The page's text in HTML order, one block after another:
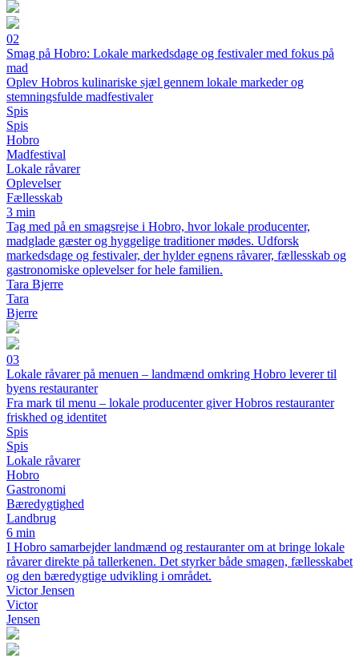
02
Smag på Hobro: Lokale markedsdage og festivaler med fokus på
mad
Oplev Hobros kulinariske sjæl gennem lokale markeder og
stemningsfulde madfestivaler
Spis
Spis
Hobro
Madfestival
Lokale råvarer
Oplevelser
Fællesskab
3 min
Tag med på en smagsrejse i Hobro, hvor lokale producenter,
madglade gæster og hyggelige traditioner mødes. Udforsk
markedsdage og festivaler, der hylder egnens råvarer, fællesskab og
gastronomiske oplevelser for hele familien.
Tara Bjerre
Tara
Bjerre
03
Lokale råvarer på menuen – landmænd omkring Hobro leverer til
byens restauranter
Fra mark til menu – lokale producenter giver Hobros restauranter
friskhed og identitet
Spis
Spis
Lokale råvarer
Hobro
Gastronomi
Bæredygtighed
Landbrug
6 min
I Hobro samarbejder landmænd og restauranter om at bringe lokale
råvarer direkte på tallerkenen. Det styrker både smagen, fællesskabet
og den bæredygtige udvikling i området.
Victor Jensen
Victor
Jensen